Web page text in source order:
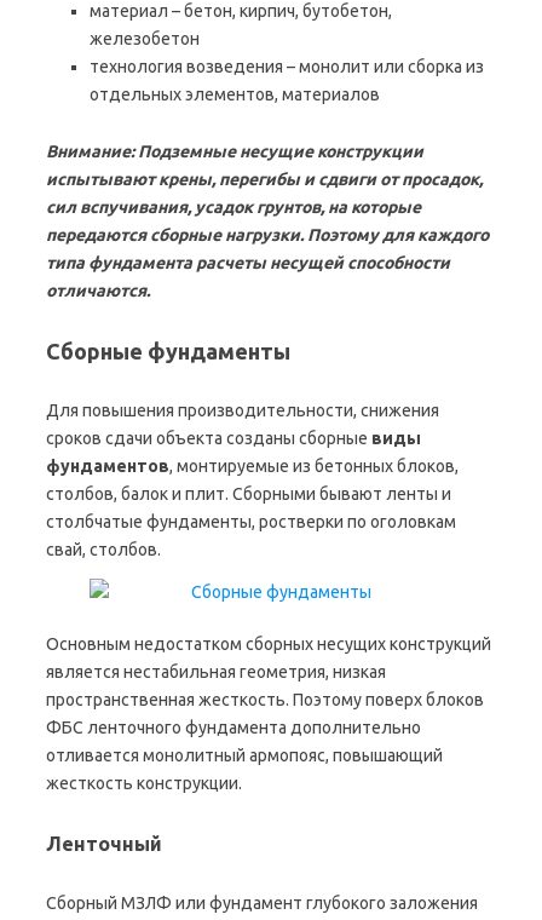
материал – бетон, кирпич, бутобетон,
железобетон
технология возведения – монолит или сборка из
отдельных элементов, материалов
Внимание: Подземные несущие конструкции
испытывают крены, перегибы и сдвиги от просадок,
сил вспучивания, усадок грунтов, на которые
передаются сборные нагрузки. Поэтому для каждого
типа фундамента расчеты несущей способности
отличаются.
Сборные фундаменты
Для повышения производительности, снижения
сроков сдачи объекта созданы сборные виды
фундаментов, монтируемые из бетонных блоков,
столбов, балок и плит. Сборными бывают ленты и
столбчатые фундаменты, ростверки по оголовкам
свай, столбов.
Основным недостатком сборных несущих конструкций
является нестабильная геометрия, низкая
пространственная жесткость. Поэтому поверх блоков
ФБС ленточного фундамента дополнительно
отливается монолитный армопояс, повышающий
жесткость конструкции.
Ленточный
Сборный МЗЛФ или фундамент глубокого заложения